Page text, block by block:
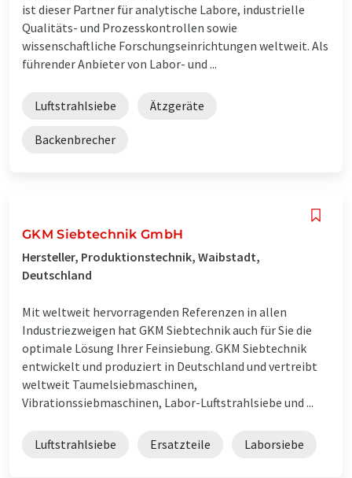
ist dieser Partner für analytische Labore, industrielle
Qualitäts- und Prozesskontrollen sowie
wissenschaftliche Forschungseinrichtungen weltweit. Als
führender Anbieter von Labor- und ...
Luftstrahlsiebe Ätzgeräte
Backenbrecher
GKM Siebtechnik GmbH
Hersteller, Produktionstechnik, Waibstadt,
Deutschland
Mit weltweit hervorragenden Referenzen in allen
Industriezweigen hat GKM Siebtechnik auch für Sie die
optimale Lösung Ihrer Feinsiebung. GKM Siebtechnik
entwickelt und produziert in Deutschland und vertreibt
weltweit Taumelsiebmaschinen,
Vibrationssiebmaschinen, Labor-Luftstrahlsiebe und ...
Luftstrahlsiebe Ersatzteile Laborsiebe